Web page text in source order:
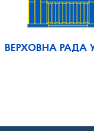
ВЕРХОВНА РАДА